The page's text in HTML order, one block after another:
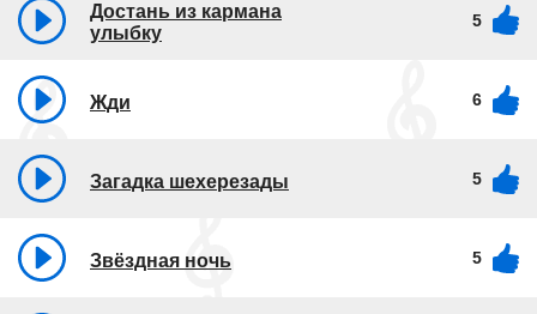
Достань из кармана
улыбку
5
Жди 6
Загадка шехерезады 5
Звёздная ночь 5